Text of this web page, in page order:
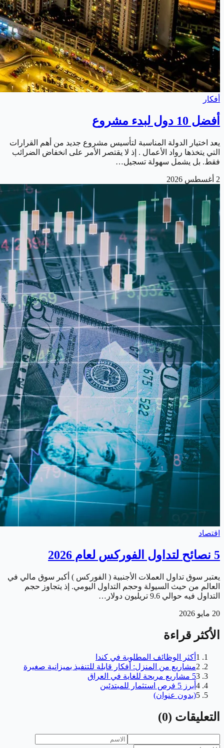
أفكار
أفضل 10 دول لبدء مشروع
يعد اختيار الدولة المناسبة لتأسيس مشروع جديد من أهم القرارات
التي يتخذها رواد الأعمال . إذ لا يقتصر الأمر على انخفاض الضرائب
فقط. بل يشمل سهولة تسجيل…
2 أغسطس 2026
اقتصاد
5 نصائح لتداول الفوركس لعام 2026
يعتبر سوق تداول العملات الأجنبية ( الفوركس ) أكبر سوق مالي في
العالم من حيث السيولة وحجم التداول اليومي. إذ يتجاوز حجم
التداول فيه حوالي 9.6 تريليون دولار…
20 مايو 2026
الأكثر قراءة
1 أكثر الوظائف المطلوبة في كندا
2مشاريع من المنزل: أفكار قابلة للتنفيذ بميزانية صغيرة
35 مشاريع مربحة للغاية في العراق
4 أبرز 5 فرص استثمار للمبتدئين
5(بدون عنوان)
التعليقات (
0
)